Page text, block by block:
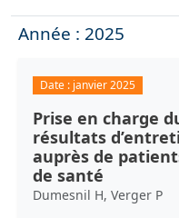
Année : 2025
Date : janvier 2025
Prise en charge
résultats
auprès de
de santé
Dumesnil H, Verger P